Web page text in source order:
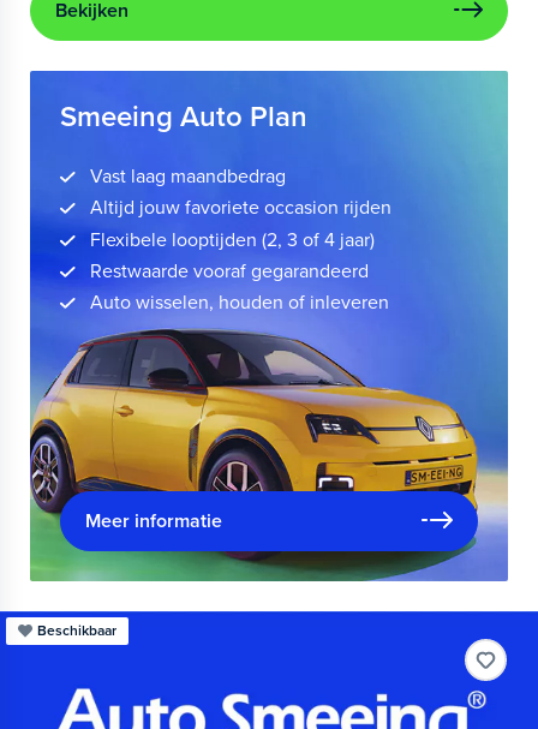
Bekijken
Smeeing Auto Plan
Vast laag maandbedrag
Altijd jouw favoriete occasion rijden
Flexibele looptijden (2, 3 of 4 jaar)
Restwaarde vooraf gegarandeerd
Auto wisselen, houden of inleveren
Meer informatie
Beschikbaar